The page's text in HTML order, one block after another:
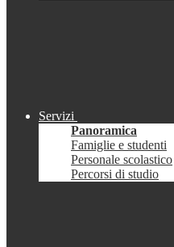
Servizi
Panoramica
Famiglie e studenti
Personale scolastico
Percorsi di studio